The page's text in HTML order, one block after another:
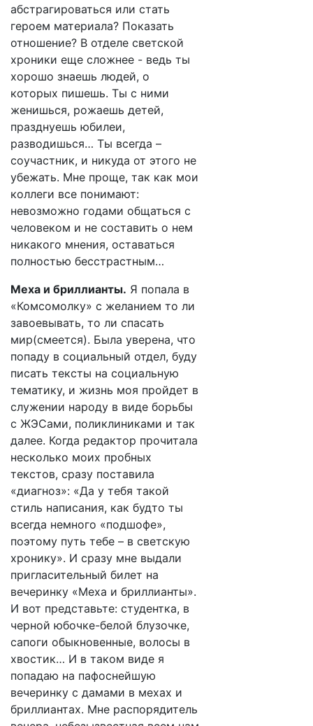
абстрагироваться или стать
героем материала? Показать
отношение? В отделе светской
хроники еще сложнее - ведь ты
хорошо знаешь людей, о
которых пишешь. Ты с ними
женишься, рожаешь детей,
празднуешь юбилеи,
разводишься… Ты всегда –
соучастник, и никуда от этого не
убежать. Мне проще, так как мои
коллеги все понимают:
невозможно годами общаться с
человеком и не составить о нем
никакого мнения, оставаться
полностью бесстрастным…
Меха и бриллианты. Я попала в
«Комсомолку» с желанием то ли
завоевывать, то ли спасать
мир(смеется). Была уверена, что
попаду в социальный отдел, буду
писать тексты на социальную
тематику, и жизнь моя пройдет в
служении народу в виде борьбы
с ЖЭСами, поликлиниками и так
далее. Когда редактор прочитала
несколько моих пробных
текстов, сразу поставила
«диагноз»: «Да у тебя такой
стиль написания, как будто ты
всегда немного «подшофе»,
поэтому путь тебе – в светскую
хронику». И сразу мне выдали
пригласительный билет на
вечеринку «Меха и бриллианты».
И вот представьте: студентка, в
черной юбочке-белой блузочке,
сапоги обыкновенные, волосы в
хвостик… И в таком виде я
попадаю на пафоснейшую
вечеринку с дамами в мехах и
бриллиантах. Мне распорядитель